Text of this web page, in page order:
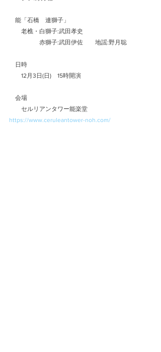
能「石橋　連獅子」
老樵・白獅子:武田孝史
赤獅子:武田伊佐　　地謡:野月聡
日時
12月3日(日)　15時開演
会場
セルリアンタワー能楽堂
https://www.ceruleantower-noh.com/